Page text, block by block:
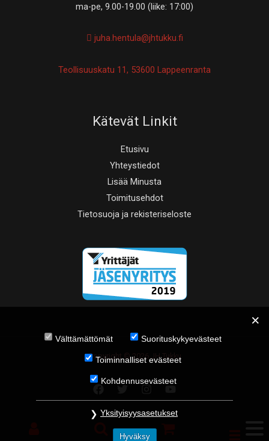
ma-pe, 9.00-19.00 (liike: 17:00)
juha.hentula@jhtukku.fi
Teollisuuskatu 11, 53600 Lappeenranta
Kätevät Linkit
Etusivu
Yhteystiedot
Lisää Minusta
Toimitusehdot
Tietosuoja ja rekisteriseloste
Copyright © 2026 JH Tukku
Välttämättömät Suorituskykyevästeet
Toiminnalliset evästeet
Kohdennusevästeet
Yksityisyysasetukset
Hyväksy